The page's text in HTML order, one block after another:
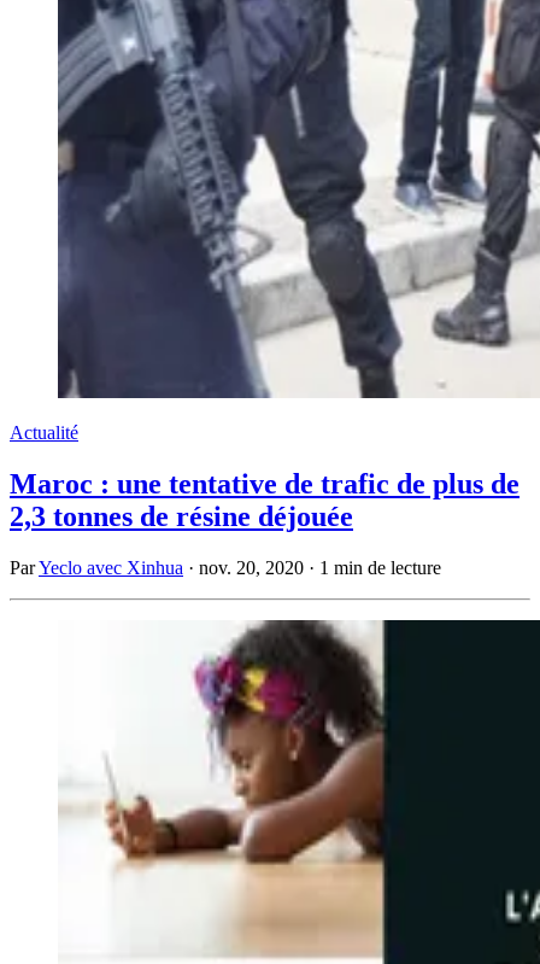
Actualité
Maroc : une tentative de trafic de plus de
2,3 tonnes de résine déjouée
ParYeclo avec Xinhua · nov. 20, 2020 · 1 min de lecture